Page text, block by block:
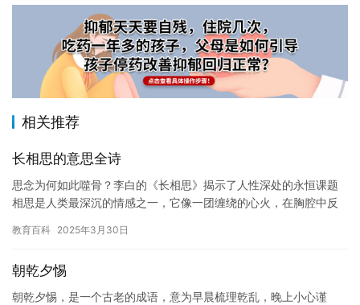
相关推荐
长相思的意思全诗
思念为何如此噬骨？李白的《长相思》揭示了人性深处的永恒课题
相思是人类最深沉的情感之一，它像一团缠绕的心火，在胸腔中反
教育百科 2025年3月30日
朝乾夕惕
朝乾夕惕，是一个古老的成语，意为早晨梳理乾乱，晚上小心谨